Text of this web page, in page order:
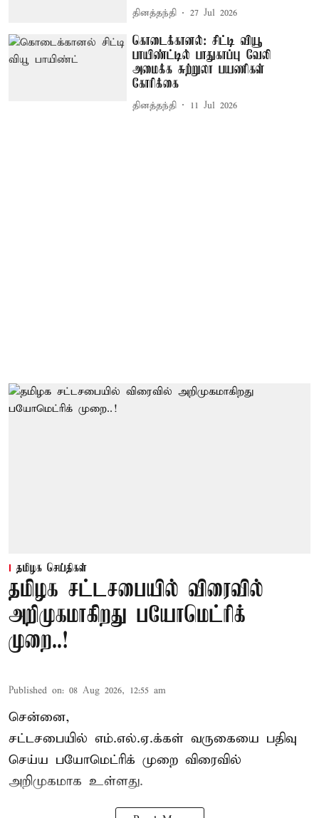
தினத்தந்தி 27 Jul 2026
கொடைக்கானல்: சிட்டி வியூ
பாயிண்ட்டில் பாதுகாப்பு வேலி
அமைக்க சுற்றுலா பயணிகள்
கோரிக்கை
தினத்தந்தி 11 Jul 2026
தமிழக செய்திகள்
தமிழக சட்டசபையில் விரைவில்
அறிமுகமாகிறது பயோமெட்ரிக்
முறை..!
Published on: 08 Aug 2026, 12:55 am
சென்னை,
சட்டசபையில் எம்.எல்.ஏ.க்கள் வருகையை பதிவு
செய்ய பயோமெட்ரிக் முறை விரைவில்
அறிமுகமாக உள்ளது.